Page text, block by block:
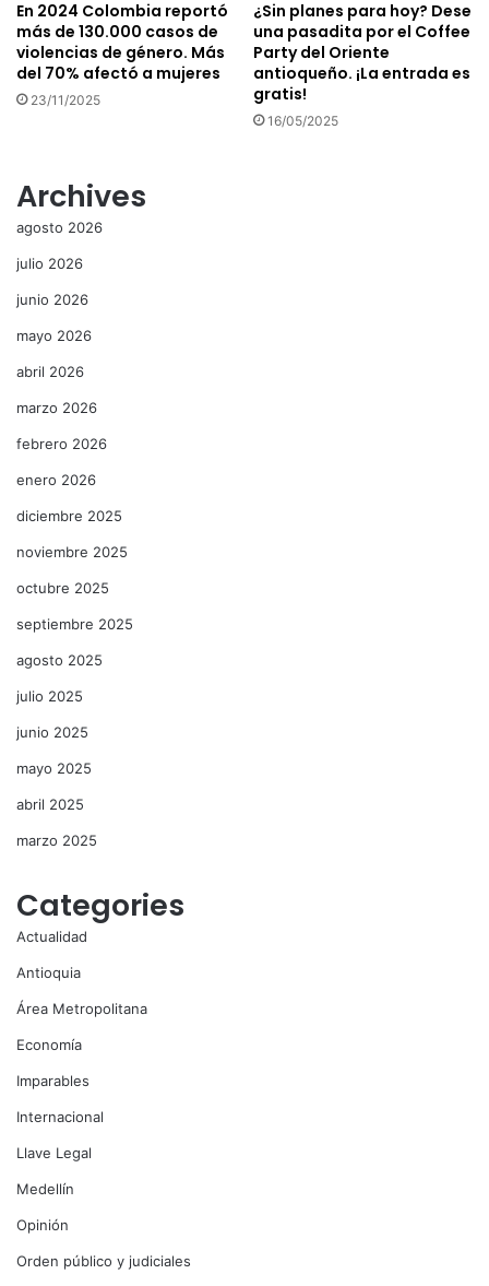
En 2024 Colombia reportó
más de 130.000 casos de
violencias de género. Más
del 70% afectó a mujeres
23/11/2025
¿Sin planes para hoy? Dese
una pasadita por el Coffee
Party del Oriente
antioqueño. ¡La entrada es
gratis!
16/05/2025
Archives
agosto 2026
julio 2026
junio 2026
mayo 2026
abril 2026
marzo 2026
febrero 2026
enero 2026
diciembre 2025
noviembre 2025
octubre 2025
septiembre 2025
agosto 2025
julio 2025
junio 2025
mayo 2025
abril 2025
marzo 2025
Categories
Actualidad
Antioquia
Área Metropolitana
Economía
Imparables
Internacional
Llave Legal
Medellín
Opinión
Orden público y judiciales